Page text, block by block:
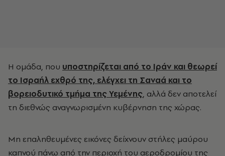
Η ομάδα, που υποστηρίζεται από το Ιράν και θεωρεί
το Ισραήλ εχθρό της, ελέγχει τη Σαναά και το
βορειοδυτικό τμήμα της Υεμένης, αλλά δεν αποτελεί
τη διεθνώς αναγνωρισμένη κυβέρνηση της χώρας.
Μη επαληθευμένες εικόνες δείχνουν στήλες μαύρου
καπνού πάνω από την περιοχή του αεροδρομίου της